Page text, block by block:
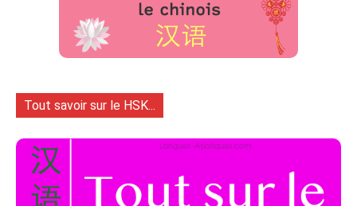
Tout savoir sur le HSK...